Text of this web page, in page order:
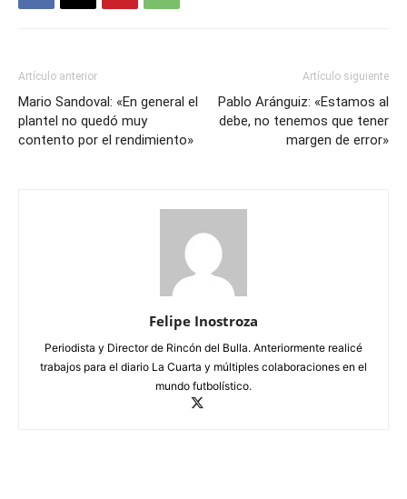
Artículo anterior
Mario Sandoval: «En general el
plantel no quedó muy
contento por el rendimiento»
Artículo siguiente
Pablo Aránguiz: «Estamos al
debe, no tenemos que tener
margen de error»
Felipe Inostroza
Periodista y Director de Rincón del Bulla. Anteriormente realicé
trabajos para el diario La Cuarta y múltiples colaboraciones en el
mundo futbolístico.